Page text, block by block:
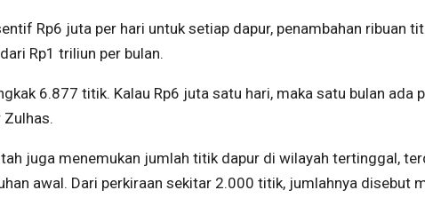
Rp6 juta per hari untuk setiap dapur, penambahan ribuan
Rp1 triliun per bulan.
6.877 titik. Kalau Rp6 juta satu hari, maka satu bulan ada
Zulhas.
juga menemukan jumlah titik dapur di wilayah tertinggal,
awal. Dari perkiraan sekitar 2.000 titik, jumlahnya disebut